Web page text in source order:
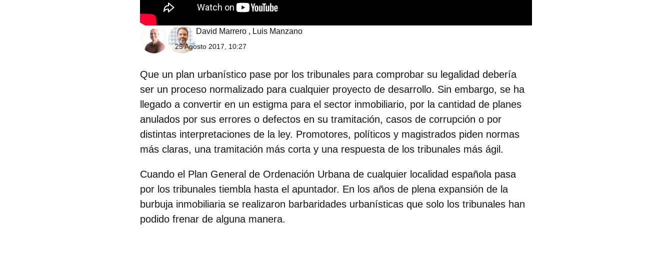
David Marrero , Luis Manzano
25 Agosto 2017, 10:27
Que un plan urbanístico pase por los tribunales para comprobar su legalidad debería
ser un proceso normalizado para cualquier proyecto de desarrollo. Sin embargo, se ha
llegado a convertir en un estigma para el sector inmobiliario, por la cantidad de planes
anulados por sus errores o defectos en su tramitación, casos de corrupción o por
distintas interpretaciones de la ley. Promotores, políticos y magistrados piden normas
más claras, una tramitación más corta y una respuesta de los tribunales más ágil.
Cuando el Plan General de Ordenación Urbana de cualquier localidad española pasa
por los tribunales tiembla hasta el apuntador. En los años de plena expansión de la
burbuja inmobiliaria se realizaron barbaridades urbanísticas que solo los tribunales han
podido frenar de alguna manera.